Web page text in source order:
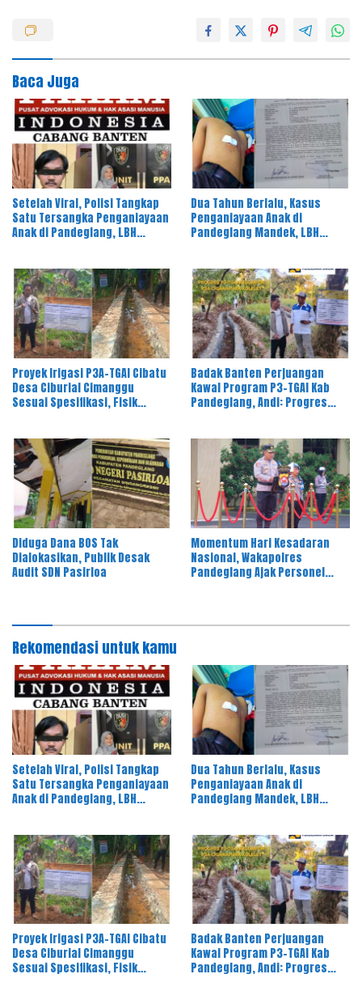
Baca Juga
Setelah Viral, Polisi Tangkap
Satu Tersangka Penganiayaan
Anak di Pandeglang, LBH
Diproses
Dua Tahun Berlalu, Kasus
Penganiayaan Anak di
Pandeglang Mandek, LBH
Proyek Irigasi P3A-TGAI Cibatu
Desa Ciburial Cimanggu
Sesuai Spesifikasi, Fisik
Badak Banten Perjuangan
Kawal Program P3-TGAI Kab
Pandeglang, Andi: Progres
Diduga Dana BOS Tak
Dialokasikan, Publik Desak
Audit SDN Pasirloa
Momentum Hari Kesadaran
Nasional, Wakapolres
Pandeglang Ajak Personel
Rekomendasi untuk kamu
Setelah Viral, Polisi Tangkap
Satu Tersangka Penganiayaan
Anak di Pandeglang, LBH
Diproses
Dua Tahun Berlalu, Kasus
Penganiayaan Anak di
Pandeglang Mandek, LBH
Proyek Irigasi P3A-TGAI Cibatu
Desa Ciburial Cimanggu
Sesuai Spesifikasi, Fisik
Badak Banten Perjuangan
Kawal Program P3-TGAI Kab
Pandeglang, Andi: Progres